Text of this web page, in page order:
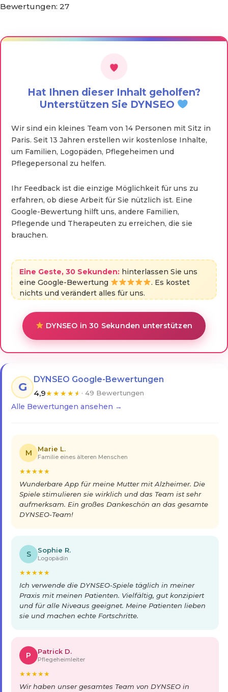
Bewertungen: 27
Hat Ihnen dieser Inhalt geholfen?
Unterstützen Sie DYNSEO
Wir sind ein kleines Team von 14 Personen mit Sitz in
Paris. Seit 13 Jahren erstellen wir kostenlose Inhalte,
um Familien, Logopäden, Pflegeheimen und
Pflegepersonal zu helfen.
Ihr Feedback ist die einzige Möglichkeit für uns zu
erfahren, ob diese Arbeit für Sie nützlich ist. Eine
Google-Bewertung hilft uns, andere Familien,
Pflegende und Therapeuten zu erreichen, die sie
brauchen.
Eine Geste, 30 Sekunden: hinterlassen Sie uns
eine Google-Bewertung
. Es kostet
nichts und verändert alles für uns.
DYNSEO in 30 Sekunden unterstützen
G
DYNSEO Google-Bewertungen
4,9★★★★★ · 49 Bewertungen
Alle Bewertungen ansehen →
M Marie L.
Familie eines älteren Menschen
★★★★★
Wunderbare App für meine Mutter mit Alzheimer. Die
Spiele stimulieren sie wirklich und das Team ist sehr
aufmerksam. Ein großes Dankeschön an das gesamte
DYNSEO-Team!
S Sophie R.
Logopädin
★★★★★
Ich verwende die DYNSEO-Spiele täglich in meiner
Praxis mit meinen Patienten. Vielfältig, gut konzipiert
und für alle Niveaus geeignet. Meine Patienten lieben
sie und machen echte Fortschritte.
P Patrick D.
Pflegeheimleiter
★★★★★
Wir haben unser gesamtes Team von DYNSEO in